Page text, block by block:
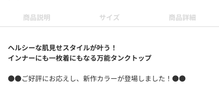
商品説明 サイズ 商品詳細
ヘルシーな肌見せスタイルが叶う！
インナーにも一枚着にもなる万能タンクトップ
●●ご好評にお応えし、新作カラーが登場しました！●●